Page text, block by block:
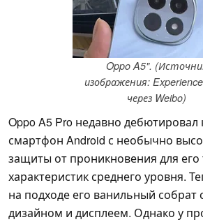
Oppo A5".
изображения:
через Weibo)
Oppo A5 Pro недавно дебютировал
смартфон Android с необычно
защиты от проникновения для его
характеристик среднего уровня.
на подходе его ванильный собрат
дизайном и дисплеем. Однако у